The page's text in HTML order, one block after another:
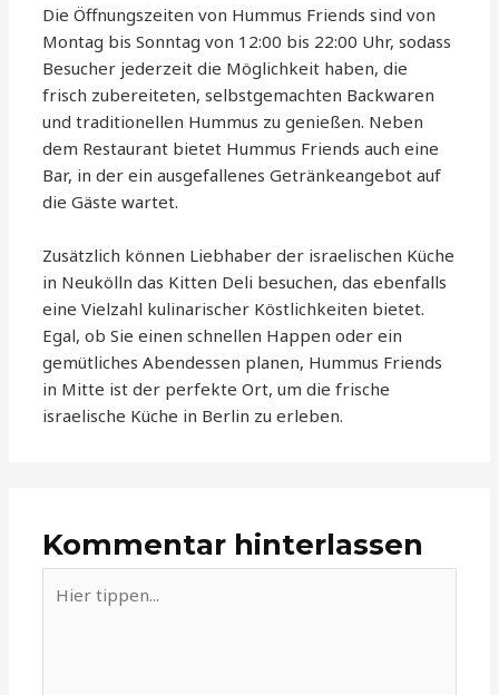
Die Öffnungszeiten von Hummus Friends sind von
Montag bis Sonntag von 12:00 bis 22:00 Uhr, sodass
Besucher jederzeit die Möglichkeit haben, die
frisch zubereiteten, selbstgemachten Backwaren
und traditionellen Hummus zu genießen. Neben
dem Restaurant bietet Hummus Friends auch eine
Bar, in der ein ausgefallenes Getränkeangebot auf
die Gäste wartet.
Zusätzlich können Liebhaber der israelischen Küche
in Neukölln das Kitten Deli besuchen, das ebenfalls
eine Vielzahl kulinarischer Köstlichkeiten bietet.
Egal, ob Sie einen schnellen Happen oder ein
gemütliches Abendessen planen, Hummus Friends
in Mitte ist der perfekte Ort, um die frische
israelische Küche in Berlin zu erleben.
Kommentar hinterlassen
tippen...